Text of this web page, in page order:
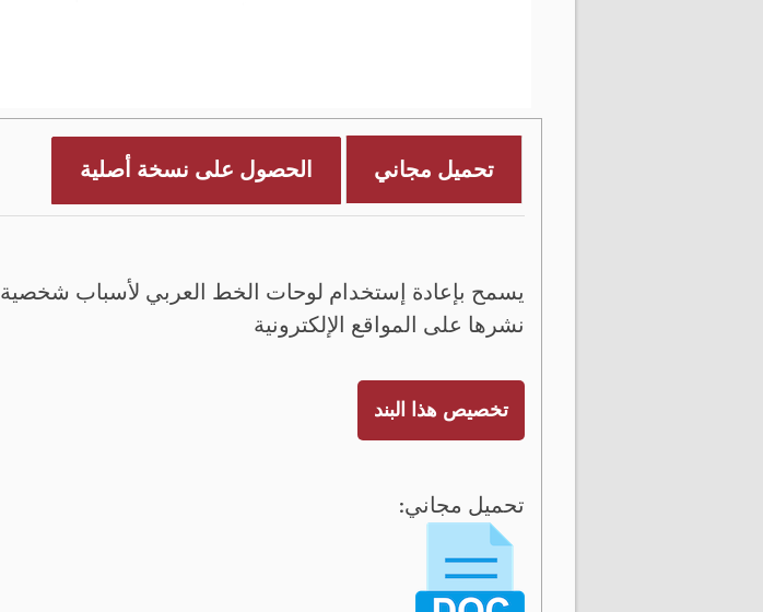
تحميل مجاني الحصول على نسخة أصلية
يسمح بإعادة إستخدام لوحات الخط العربي لأسباب شخصية
نشرها على المواقع الإلكترونية
تخصيص هذا البند
تحميل مجاني: